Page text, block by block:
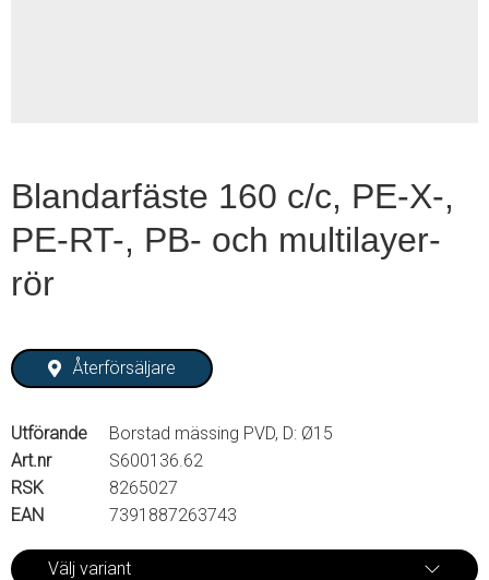
Blandarfäste 160 c/c, PE-X-,
PE-RT-, PB- och multilayer-
rör
Återförsäljare
Utförande
Borstad mässing PVD, D: Ø15
Art.nr
S600136.62
RSK
8265027
EAN
7391887263743
Välj variant